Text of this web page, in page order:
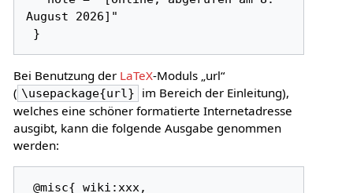
August 2026]"
Bei Benutzung der LaTeX-Moduls „url“
( \usepackage{url}
im Bereich der Einleitung),
welches eine schöner formatierte Internetadresse
ausgibt, kann die folgende Ausgabe genommen
werden:
@misc{ wiki:xxx,